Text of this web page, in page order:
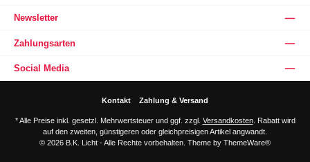
Newsletter
Zahlungsarten
Social Media
Kontakt Zahlung & Versand
* Alle Preise inkl. gesetzl. Mehrwertsteuer und ggf. zzgl. Versandkosten. Rabatt wird
auf den zweiten, günstigeren oder gleichpreisigen Artikel angwandt.
© 2026 B.K. Licht - Alle Rechte vorbehalten. Theme by ThemeWare®